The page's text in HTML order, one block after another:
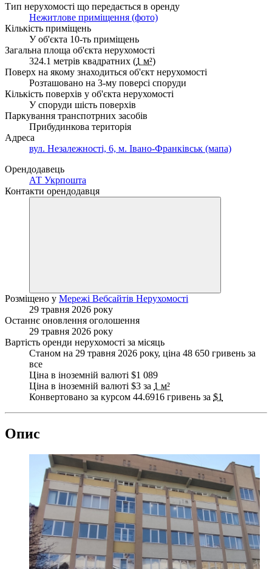
Тип нерухомості що передається в оренду
Нежитлове приміщення (фото)
Кількість приміщень
У об'єкта 10-ть приміщень
Загальна площа об'єкта нерухомості
324.1 метрів квадратних (1 м²)
Поверх на якому знаходиться об'єкт нерухомості
Розташовано на 3-му поверсі споруди
Кількість поверхів у об'єкта нерухомості
У споруди шість поверхів
Паркування транспотрних засобів
Прибудинкова територія
Адреса
вул. Незалежності, 6, м. Івано-Франківськ (мапа)
Орендодавець
АТ Укрпошта
Контакти орендодавця
Розміщено у Мережі Вебсайтів Нерухомості
29 травня 2026 року
Останнє оновлення оголошення
29 травня 2026 року
Вартість оренди нерухомості за місяць
Станом на 29 травня 2026 року, ціна 48 650 гривень за
все
Ціна в іноземній валюті $1 089
Ціна в іноземній валюті $3 за 1 м²
Конвертовано за курсом 44.6916 гривень за $1
Опис